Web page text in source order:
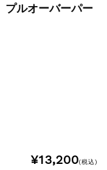
プルオーバーパー
¥13,200(税込)